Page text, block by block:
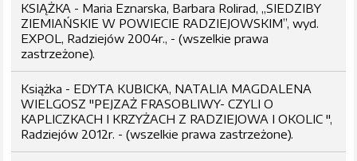
KSIĄŻKA - Maria Eznarska, Barbara Rolirad, „SIEDZIBY
ZIEMIAŃSKIE W POWIECIE RADZIEJOWSKIM”, wyd.
EXPOL, Radziejów 2004r., - (wszelkie prawa
zastrzeżone).
Książka - EDYTA KUBICKA, NATALIA MAGDALENA
WIELGOSZ "PEJZAŻ FRASOBLIWY- CZYLI O
KAPLICZKACH I KRZYŻACH Z RADZIEJOWA I OKOLIC ",
Radziejów 2012r. - (wszelkie prawa zastrzeżone).